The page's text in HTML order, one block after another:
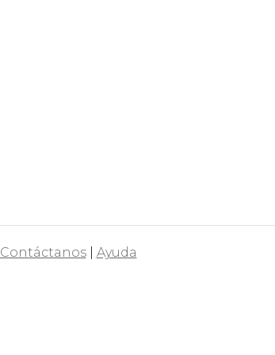
Contáctanos| Ayuda